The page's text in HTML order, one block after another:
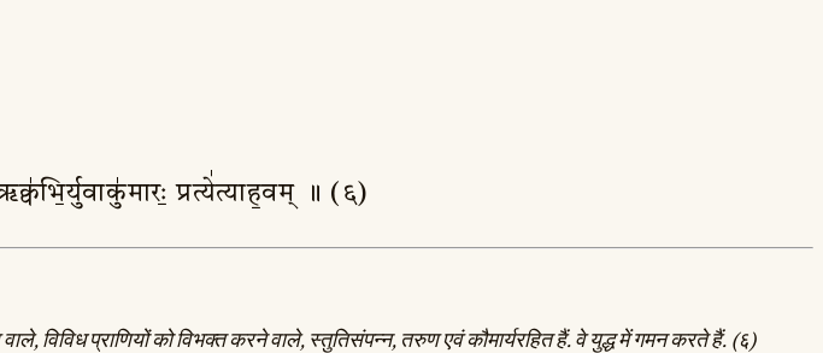
प्रत्ये॑त्याह॒वम् ॥ (६)
विविध प्राणियों को विभक्त करने वाले, स्तुतिसंपन्न, तरुण एवं कौमार्यरहित हैं. वे युद्ध में गमन करते हैं. (६)